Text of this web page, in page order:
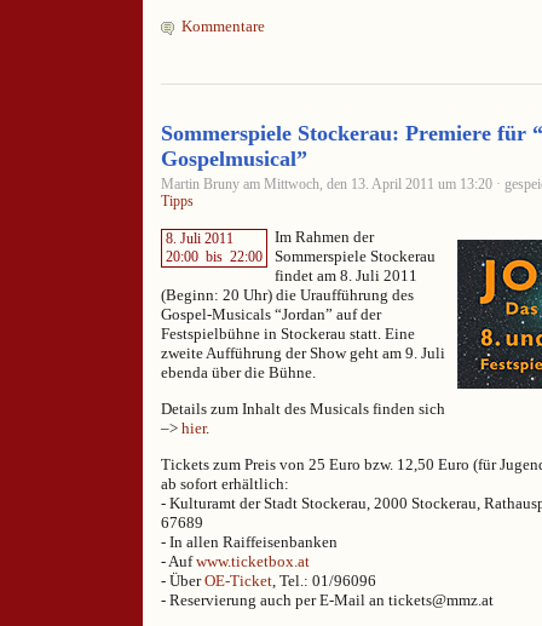
Kommentare
Sommerspiele Stockerau: Premiere für
Gospelmusical”
Martin Bruny am Mittwoch, den 13. April 2011 um 13:20 ·
Tipps
8. Juli 2011
20:00 bis 22:00
Im Rahmen der
Sommerspiele Stockerau
findet am 8. Juli 2011
(Beginn: 20 Uhr) die Uraufführung des
Gospel-Musicals “Jordan” auf der
Festspielbühne in Stockerau statt. Eine
zweite Aufführung der Show geht am 9. Juli
ebenda über die Bühne.
Details zum Inhalt des Musicals finden sich
–> hier.
Tickets zum Preis von 25 Euro bzw. 12,50 Euro (für
ab sofort erhältlich:
- Kulturamt der Stadt Stockerau, 2000 Stockerau,
67689
- In allen Raiffeisenbanken
- Aufwww.ticketbox.at
- ÜberOE-Ticket, Tel.: 01/96096
- Reservierung auch per E-Mail an tickets@mmz.at